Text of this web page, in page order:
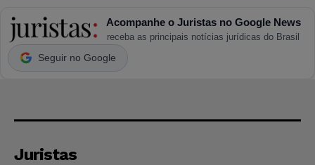
Acompanhe o Juristas no Google News
receba as principais notícias jurídicas do Brasil
Seguir no Google
Juristas